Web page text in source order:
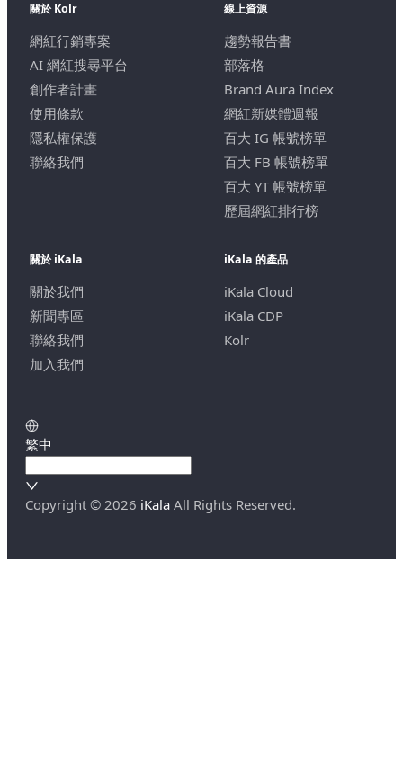
關於 Kolr
網紅行銷專案
AI 網紅搜尋平台
創作者計畫
使用條款
隱私權保護
聯絡我們
線上資源
趨勢報告書
部落格
Brand Aura Index
網紅新媒體週報
百大 IG 帳號榜單
百大 FB 帳號榜單
百大 YT 帳號榜單
歷屆網紅排行榜
關於 iKala
關於我們
新聞專區
聯絡我們
加入我們
iKala 的產品
iKala Cloud
iKala CDP
Kolr
繁中
Copyright © 2026 iKala All Rights Reserved.